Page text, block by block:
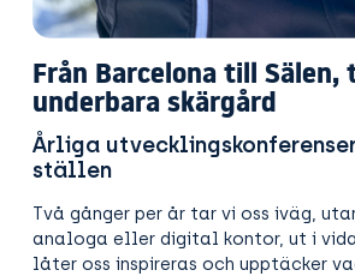
Från Barcelona till
underbara skärgård
Årliga
ställen
Två gånger per år tar vi oss iväg,
analoga eller digital kontor, ut i
låter oss inspireras och upptäcker